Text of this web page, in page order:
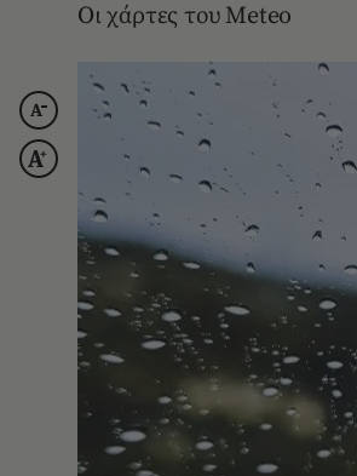
Οι χάρτες του Meteo